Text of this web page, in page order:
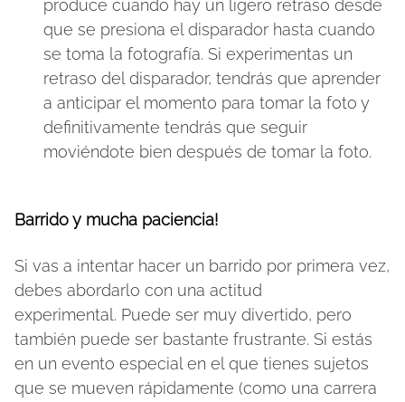
produce cuando hay un ligero retraso desde
que se presiona el disparador hasta cuando
se toma la fotografía. Si experimentas un
retraso del disparador, tendrás que aprender
a anticipar el momento para tomar la foto y
definitivamente tendrás que seguir
moviéndote bien después de tomar la foto.
Barrido y mucha paciencia!
Si vas a intentar hacer un barrido por primera vez,
debes abordarlo con una actitud
experimental. Puede ser muy divertido, pero
también puede ser bastante frustrante. Si estás
en un evento especial en el que tienes sujetos
que se mueven rápidamente (como una carrera